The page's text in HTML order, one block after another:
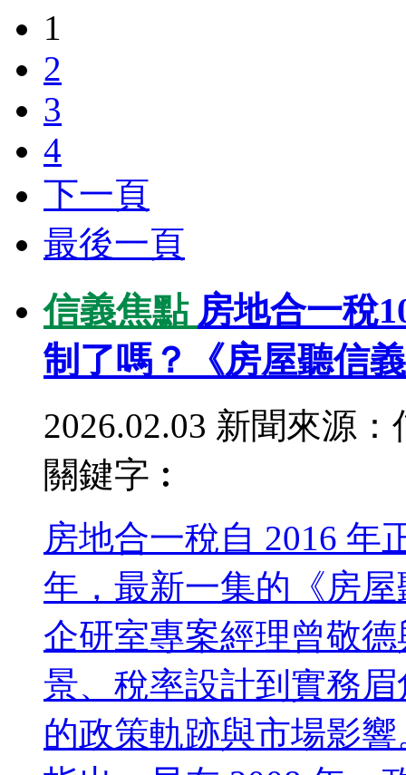
1
2
3
4
下一頁
最後一頁
信義焦點 房地合一稅
制了嗎？《房屋聽信
2026.02.03 新聞來源：
關鍵字︰
房地合一稅自 2016 年
年，最新一集的《房屋
企研室專案經理曾敬
景、稅率設計到實務
的政策軌跡與市場影